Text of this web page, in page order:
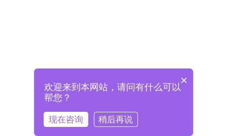
登录即表示已阅读并同意《格兰德官网用户协议》
×
欢迎来到本网站，请问有什么可以
帮您？
现在咨询 稍后再说